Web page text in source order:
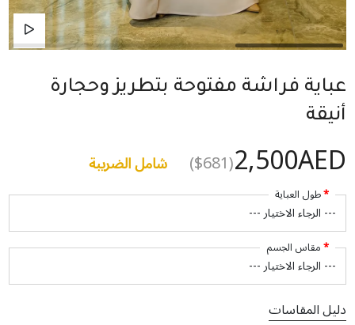
عباية فراشة مفتوحة بتطريز وحجارة
أنيقة
2,500AED
($681) شامل الضريبة
طول العباية
مقاس الجسم
دليل المقاسات